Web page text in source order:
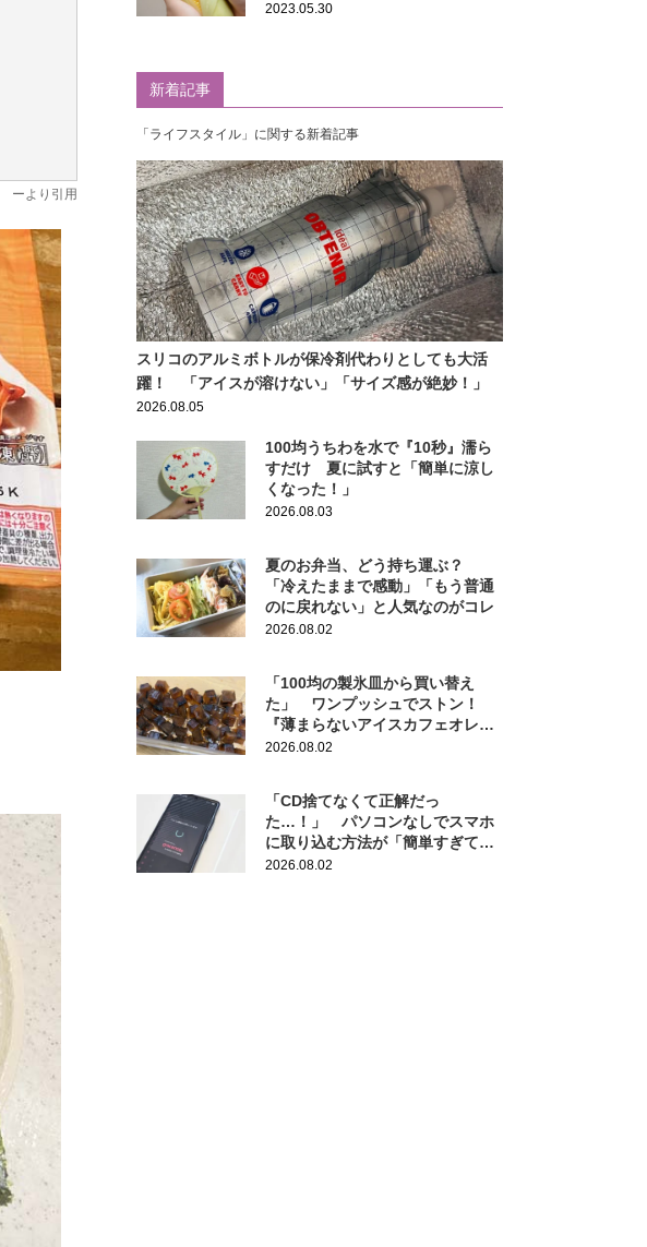
ーより引用
2023.05.30
新着記事
「ライフスタイル」に関する新着記事
スリコのアルミボトルが保冷剤代わりとしても大活
躍！ 「アイスが溶けない」「サイズ感が絶妙！」
2026.08.05
100均うちわを水で『10秒』濡ら
すだけ 夏に試すと「簡単に涼し
くなった！」
2026.08.03
夏のお弁当、どう持ち運ぶ？
「冷えたままで感動」「もう普通
のに戻れない」と人気なのがコレ
2026.08.02
「100均の製氷皿から買い替え
た」 ワンプッシュでストン！
『薄まらないアイスカフェオレ』
作りにも活躍
2026.08.02
「CD捨てなくて正解だっ
た…！」 パソコンなしでスマホ
に取り込む方法が「簡単すぎて拍
子抜け」「この曲聴きたかった
2026.08.02